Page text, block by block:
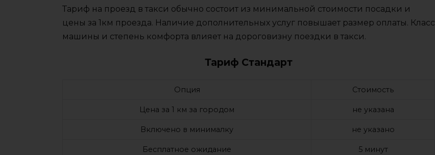
Тариф на проезд в такси обычно состоит из минимальной стоимости посадки и
цены за 1км проезда. Наличие дополнительных услуг повышает размер оплаты. Класс
машины и степень комфорта влияет на дороговизну поездки в такси.
Тариф Стандарт
Опция Стоимость
Цена за 1 км за городом не указана
Включено в минималку не указано
Бесплатное ожидание 5 минут